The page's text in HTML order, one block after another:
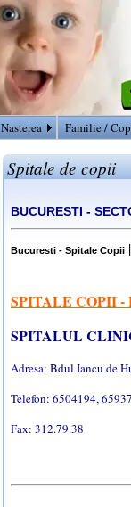
Nasterea Familie /
Spitale de copii
BUCURESTI -
Bucuresti - Spitale Copii|
SPITALE COPII -
SPITALUL
Adresa: Bdul Iancu de
Telefon: 6504194,
Fax: 312.79.38